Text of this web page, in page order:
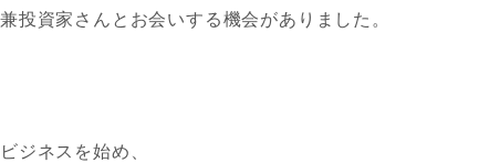
投資家さんとお会いする機会がありました。
ジネスを始め、